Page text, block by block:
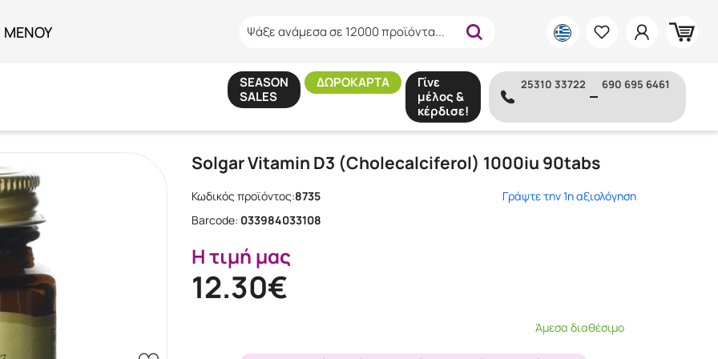
ΜΕΝΟΥ Ψάξε ανάμεσα σε 12000 προϊόντα...
SEASON
SALES
ΔΩΡΟΚΑΡΤΑ
Γίνε
μέλος &
κέρδισε!
25310 33722 690 695 6461
Solgar Vitamin D3 (Cholecalciferol) 1000iu 90tabs
Κωδικός προϊόντος:8735
Γράψτε την 1η αξιολόγηση
Barcode: 033984033108
Η τιμή μας
12.30€
Άμεσα διαθέσιμο